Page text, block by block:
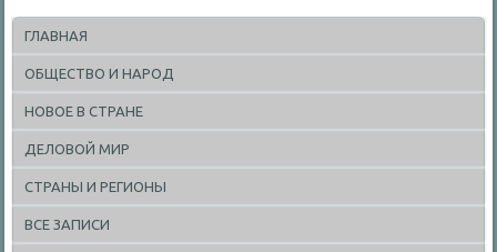
ГЛАВНАЯ
ОБЩЕСТВО И НАРОД
НОВОЕ В СТРАНЕ
ДЕЛОВОЙ МИР
СТРАНЫ И РЕГИОНЫ
ВСЕ ЗАПИСИ